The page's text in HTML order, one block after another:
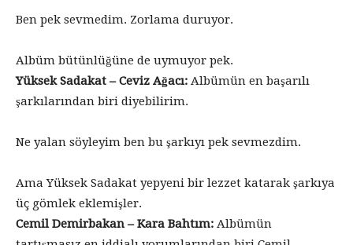
Ben pek sevmedim. Zorlama duruyor.
Albüm bütünlüğüne de uymuyor pek.
Yüksek Sadakat – Ceviz Ağacı: Albümün en başarılı
şarkılarından biri diyebilirim.
Ne yalan söyleyim ben bu şarkıyı pek sevmezdim.
Ama Yüksek Sadakat yepyeni bir lezzet katarak şarkıya
üç gömlek eklemişler.
Cemil Demirbakan – Kara Bahtım: Albümün